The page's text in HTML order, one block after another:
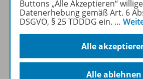
Sofort profitieren
Zum Newsletter
Buttons „Alle Akzeptieren“
Datenerhebung gemäß Art. 6
DSGVO, § 25 TDDDG ein. …
Alle
Alle ablehnen